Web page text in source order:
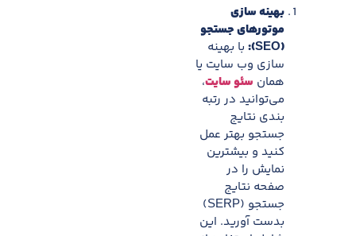
بهینه سازی
موتورهای جستجو
(SEO):
با بهینه
سازی وب سایت یا
همان سئو سایت،
می‌توانید در رتبه
بندی نتایج
جستجو بهتر عمل
کنید و بیشترین
نمایش را در
صفحه نتایج
جستجو (SERP)
بدست آورید. این